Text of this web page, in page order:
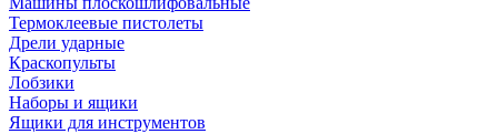
Термоклеевые пистолеты
Дрели ударные
Краскопульты
Лобзики
Наборы и ящики
Ящики для инструментов